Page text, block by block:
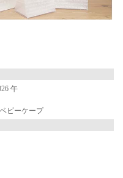
午
ビーケープ